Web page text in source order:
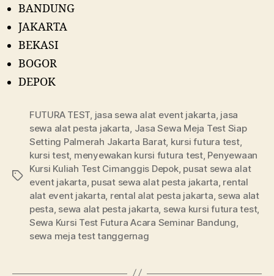
BANDUNG
JAKARTA
BEKASI
BOGOR
DEPOK
Tags
FUTURA TEST jasa sewa alat event jakarta jasa
sewa alat pesta jakarta Jasa Sewa Meja Test Siap
Setting Palmerah Jakarta Barat, kursi futura test,
kursi test, menyewakan kursi futura test, Penyewaan
Kursi Kuliah Test Cimanggis Depok, pusat sewa alat
event jakarta pusat sewa alat pesta jakarta rental
alat event jakarta rental alat pesta jakarta sewa alat
pesta sewa alat pesta jakarta sewa kursi futura test,
Sewa Kursi Test Futura Acara Seminar Bandung
sewa meja test tanggernag